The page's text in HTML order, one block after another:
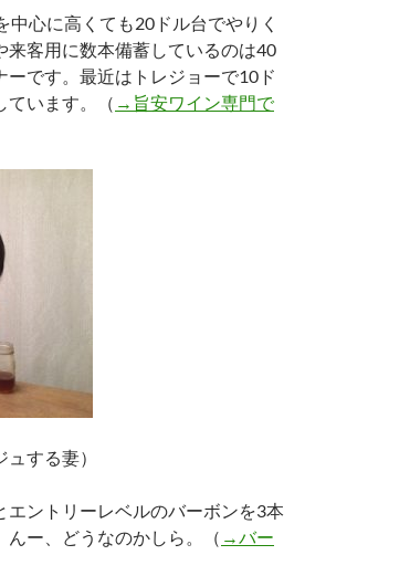
心に高くても20ドル台でやりく
来客用に数本備蓄しているのは40
ーです。最近はトレジョーで10ド
ています。（ →旨安ワイン専門で
する妻）
ントリーレベルのバーボンを3本
ー、どうなのかしら。（ →バー